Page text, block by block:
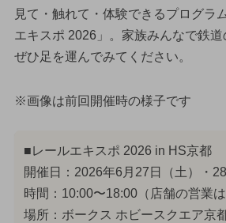
見て・触れて・体験できるプログラ
エキスポ 2026」。家族みんなで鉄道
ぜひ足を運んでみてください。
※画像は前回開催時の様子です
■レールエキスポ 2026 in HS京都
開催日：2026年6月27日（土）・28
時間：10:00〜18:00（店舗の営業は
場所：ボークス ホビースクエア京